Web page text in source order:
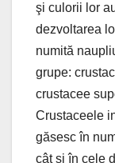
şi culorii lor
dezvoltarea
numită
grupe:
crustacee
Crustaceele
găsesc în
cât şi în cele